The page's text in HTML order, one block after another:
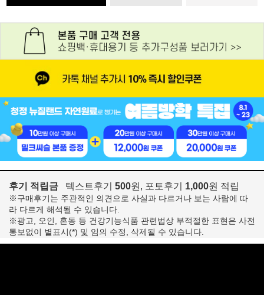
후기 적립금 텍스트후기 500원, 포토후기 1,000원 적립
※구매후기는 주관적인 의견으로 사실과 다르거나 보는 사람에 따
라 다르게 해석될 수 있습니다.
※광고, 오인, 혼동 등 건강기능식품 관련법상 부적절한 표현은 사전
통보없이 별표시(*) 및 임의 수정, 삭제될 수 있습니다.